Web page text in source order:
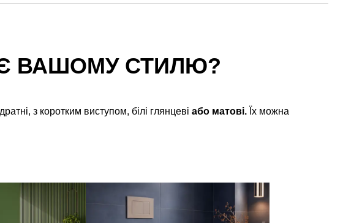
ВАШОМУ СТИЛЮ?
з коротким виступом, білі глянцеві або матові. Їх можна